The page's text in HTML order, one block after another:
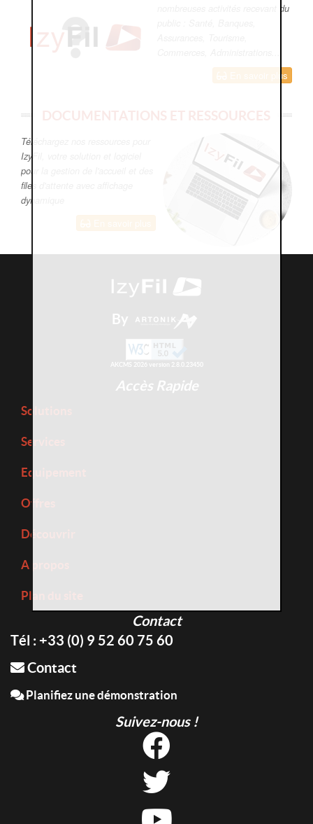
nombreuses activités recevant du
En savoir plus
DOCUMENTATIONS ET RESSOURCES
Téléchargez nos ressources pour
IzyFil, votre solution et logiciel
pour la gestion de l'accueil et des
files d'attente avec affichage
dynamique
By
AKCMS 2026 version 2.8.0.23450
Accès Rapide
Solutions
Services
Equipement
Offres
Découvrir
A propos
Plan du site
Contact
Tél : +33 (0) 9 52 60 75 60
Contact
Planifiez une démonstration
Suivez-nous !